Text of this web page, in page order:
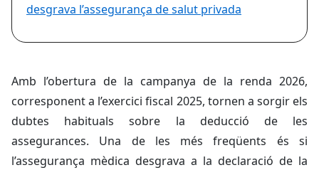
desgrava l’assegurança de salut privada
Amb l’obertura de la campanya de la renda 2026,
corresponent a l’exercici fiscal 2025, tornen a sorgir els
dubtes habituals sobre la deducció de les
assegurances. Una de les més freqüents és si
l’assegurança mèdica desgrava a la declaració de la